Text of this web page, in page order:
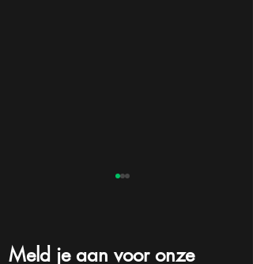
Meld je aan voor onze